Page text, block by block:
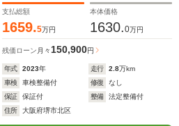
支払総額
1659.5万円
本体価格
1630.0万円
残価ローン 月々150,900円
年式 2023年 走行 2.8万km
車検
車検整備付 修復
なし
保証
保証付 整備
法定整備付
住所
大阪府堺市北区